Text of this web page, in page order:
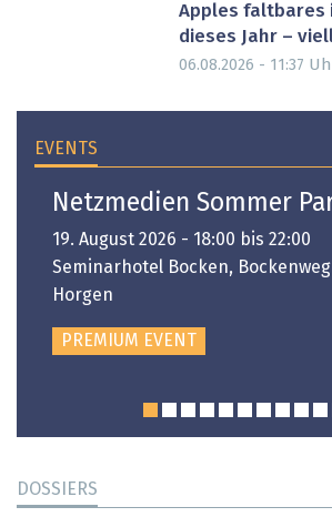
Apples faltbares
dieses Jahr –
06.08.2026 - 11:37
EVENTS
Netzmedien Sommer
19. August 2026 - 18:00 bis 22:00
Seminarhotel Bocken, Bockenweg
Horgen
PREMIUM EVENT
DOSSIERS